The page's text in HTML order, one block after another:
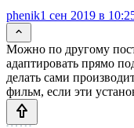
phenik1 сен 2019 в
Можно по другому
адаптировать прямо
делать сами
фильм, если эти